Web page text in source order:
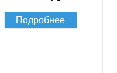
Подробнее